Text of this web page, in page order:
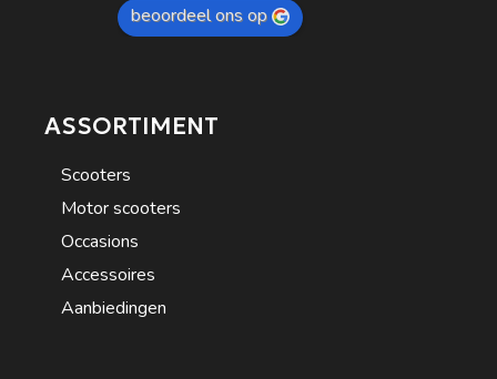
beoordeel ons op
ASSORTIMENT
Scooters
Motor scooters
Occasions
Accessoires
Aanbiedingen